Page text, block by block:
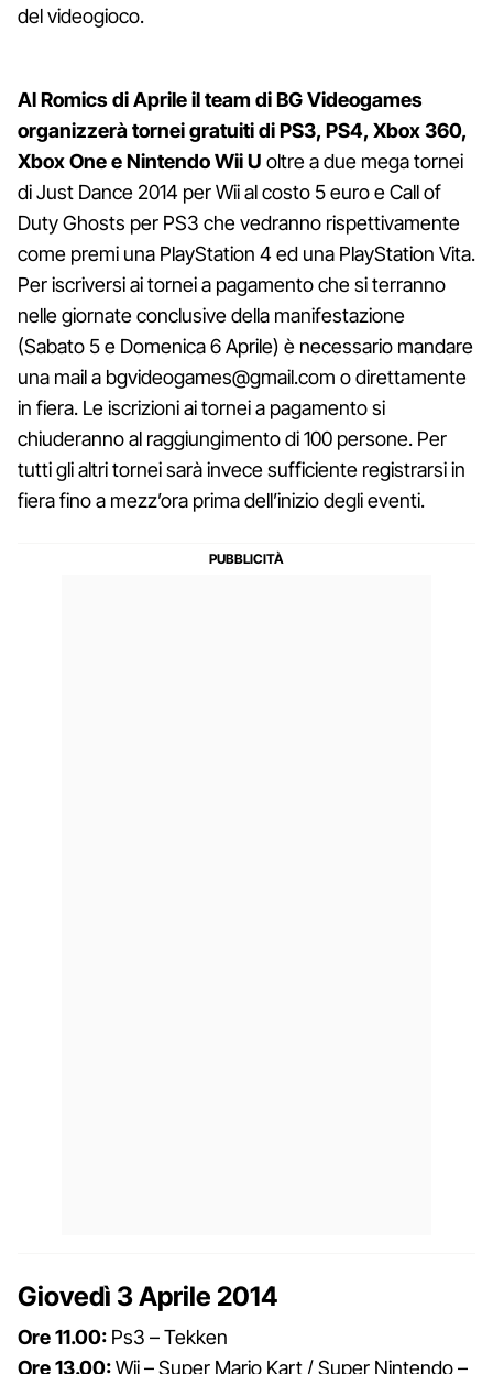
del videogioco.
Al Romics di Aprile il team di BG Videogames
organizzerà tornei gratuiti di PS3, PS4, Xbox 360,
Xbox One e Nintendo Wii U oltre a due mega tornei
di Just Dance 2014 per Wii al costo 5 euro e Call of
Duty Ghosts per PS3 che vedranno rispettivamente
come premi una PlayStation 4 ed una PlayStation Vita.
Per iscriversi ai tornei a pagamento che si terranno
nelle giornate conclusive della manifestazione
(Sabato 5 e Domenica 6 Aprile) è necessario mandare
una mail a bgvideogames@gmail.com o direttamente
in fiera. Le iscrizioni ai tornei a pagamento si
chiuderanno al raggiungimento di 100 persone. Per
tutti gli altri tornei sarà invece sufficiente registrarsi in
fiera fino a mezz’ora prima dell’inizio degli eventi.
Giovedì 3 Aprile 2014
Ore 11.00: Ps3 – Tekken
Ore 13.00:Wii – Super Mario Kart / Super Nintendo –